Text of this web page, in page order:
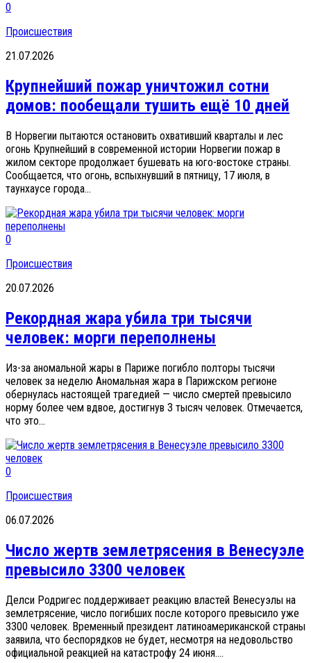
0
Происшествия
21.07.2026
Крупнейший пожар уничтожил сотни
домов: пообещали тушить ещё 10 дней
В Норвегии пытаются остановить охвативший кварталы и лес
огонь Крупнейший в современной истории Норвегии пожар в
жилом секторе продолжает бушевать на юго-востоке страны.
Сообщается, что огонь, вспыхнувший в пятницу, 17 июля, в
таунхаусе города...
0
Происшествия
20.07.2026
Рекордная жара убила три тысячи
человек: морги переполнены
Из-за аномальной жары в Париже погибло полторы тысячи
человек за неделю Аномальная жара в Парижском регионе
обернулась настоящей трагедией — число смертей превысило
норму более чем вдвое, достигнув 3 тысяч человек. Отмечается,
что это...
0
Происшествия
06.07.2026
Число жертв землетрясения в Венесуэле
превысило 3300 человек
Делси Родригес поддерживает реакцию властей Венесуэлы на
землетрясение, число погибших после которого превысило уже
3300 человек. Временный президент латиноамериканской страны
заявила, что беспорядков не будет, несмотря на недовольство
официальной реакцией на катастрофу 24 июня....